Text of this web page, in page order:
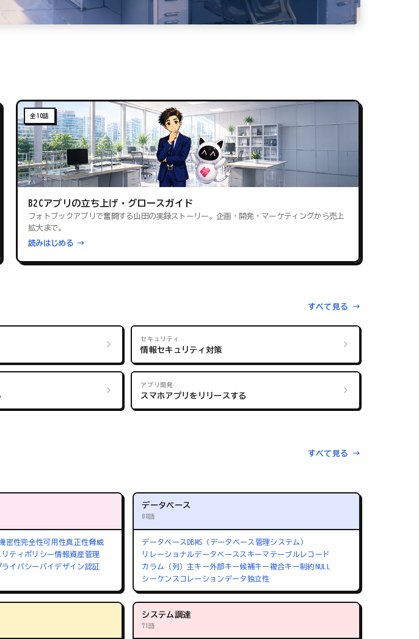
全10話
B2Cアプリの立ち上げ・グロースガイド
フォトブックアプリで奮闘する山田の実録ストーリー。企画・開発・マーケティングから売上
拡大まで。
読みはじめる →
すべて見る →
セキュリティ
情報セキュリティ対策
アプリ開発
スマホアプリをリリースする
すべて見る →
密性完全性可用性真正性脅威
リティポリシー情報資産管理
ライバシーバイデザイン認証
データベース
88語
データベースDBMS（データベース管理システム）
リレーショナルデータベース スキーマ テーブルレコード
カラム（列）主キー外部キー候補キー複合キー制約NULL
シーケンス コレーションデータ独立性
システム調達
71語